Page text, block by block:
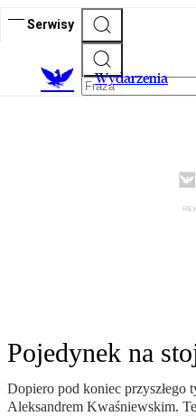
Serwisy
Wydarzenia
Pojedynek na
Dopiero pod koniec przyszłego
Aleksandrem Kwaśniewskim.